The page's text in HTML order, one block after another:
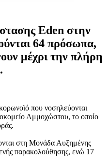
Eden στην
64 πρόσωπα,
μέχρι την πλήρη
που νοσηλεύονται
Αμμοχώστου, το οποίο
στη Μονάδα Αυξημένης
παρακολούθησης, ενώ 17